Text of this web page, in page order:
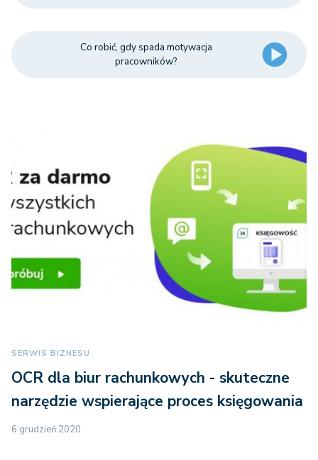
Co robić, gdy spada motywacja
pracowników?
SERWIS BIZNESU
OCR dla biur rachunkowych - skuteczne
narzędzie wspierające proces księgowania
6 grudzień 2020